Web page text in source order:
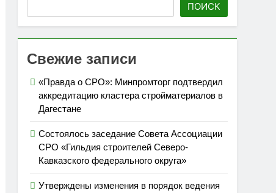
ПОИСК
Свежие записи
«Правда о СРО»: Минпромторг подтвердил
аккредитацию кластера стройматериалов в
Дагестане
Состоялось заседание Совета Ассоциации
СРО «Гильдия строителей Северо-
Кавказского федерального округа»
Утверждены изменения в порядок ведения